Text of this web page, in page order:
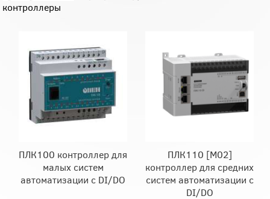
контроллеры
ПЛК100 контроллер для
малых систем
автоматизации с DI/DO
ПЛК110 [М02]
контроллер для средних
систем автоматизации с
DI/DO